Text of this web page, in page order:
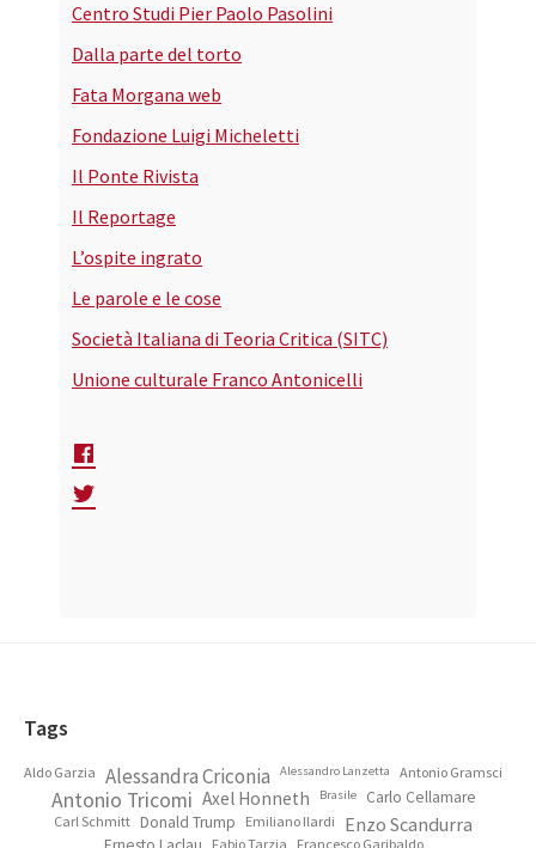
Centro Studi Pier Paolo Pasolini
Dalla parte del torto
Fata Morgana web
Fondazione Luigi Micheletti
Il Ponte Rivista
Il Reportage
L’ospite ingrato
Le parole e le cose
Società Italiana di Teoria Critica (SITC)
Unione culturale Franco Antonicelli
Footer
Tags
Aldo Garzia Alessandra Criconia Alessandro Lanzetta Antonio Gramsci
Antonio Tricomi Axel Honneth Brasile Carlo Cellamare
Carl Schmitt Donald Trump Emiliano Ilardi Enzo Scandurra
Fabio Tarzia Francesco Garibaldo